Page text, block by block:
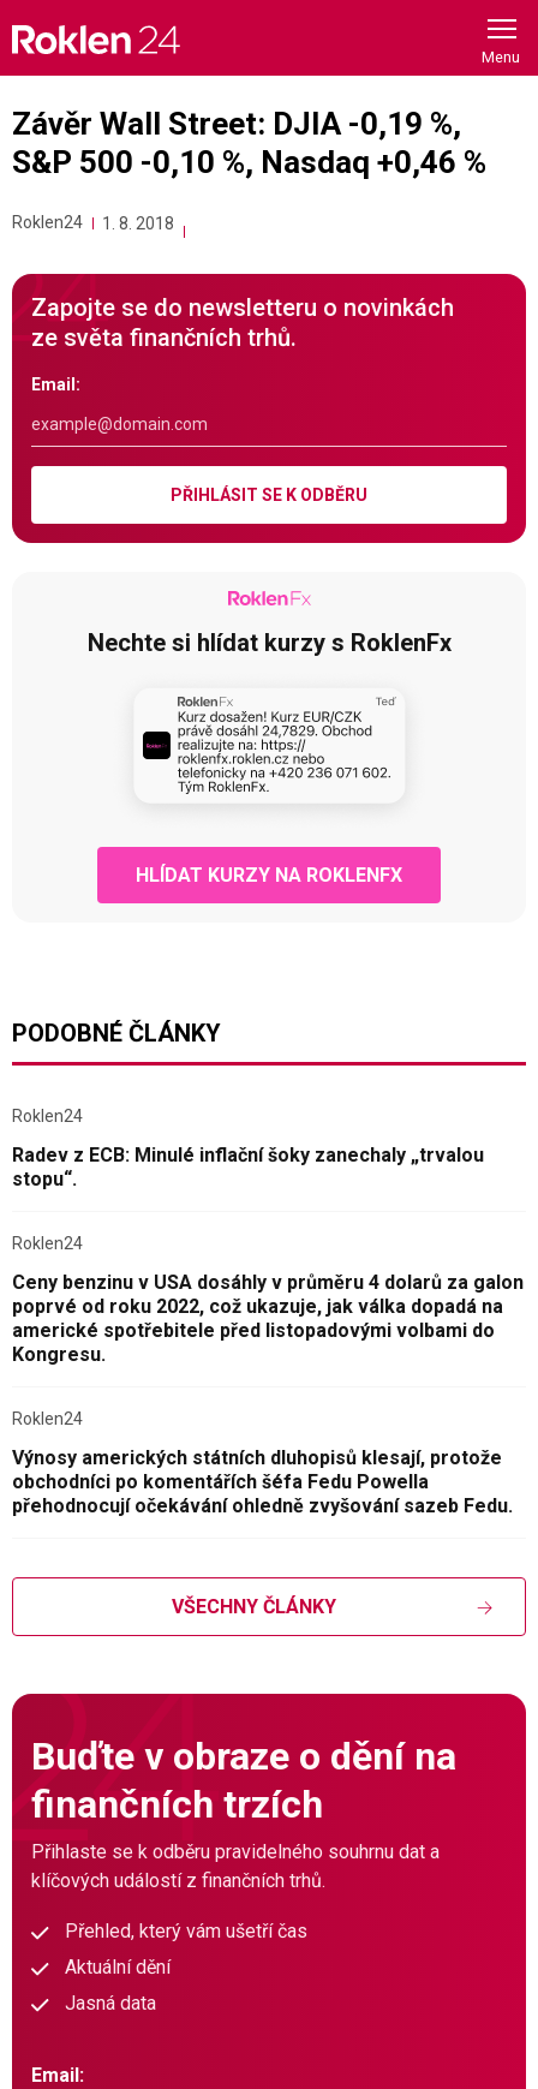
content
Závěr Wall Street: DJIA -0,19 %,
S&P 500 -0,10 %, Nasdaq +0,46 %
Roklen24 1. 8. 2018
Zapojte se do newsletteru o novinkách
ze světa finančních trhů.
Email:
PŘIHLÁSIT SE K ODBĚRU
Nechte si hlídat kurzy s RoklenFx
HLÍDAT KURZY NA ROKLENFX
PODOBNÉ ČLÁNKY
Roklen24
Radev z ECB: Minulé inflační šoky zanechaly „trvalou
stopu“.
Roklen24
Ceny benzinu v USA dosáhly v průměru 4 dolarů za galon
poprvé od roku 2022, což ukazuje, jak válka dopadá na
americké spotřebitele před listopadovými volbami do
Kongresu.
Roklen24
Výnosy amerických státních dluhopisů klesají, protože
obchodníci po komentářích šéfa Fedu Powella
přehodnocují očekávání ohledně zvyšování sazeb Fedu.
VŠECHNY ČLÁNKY
Buďte v obraze o dění na
finančních trzích
Přihlaste se k odběru pravidelného souhrnu dat a
klíčových událostí z finančních trhů.
Přehled, který vám ušetří čas
Aktuální dění
Jasná data
Email: